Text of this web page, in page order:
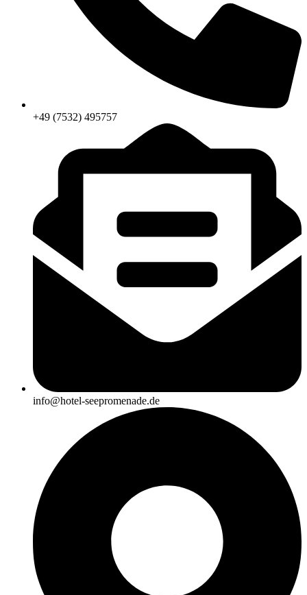
+49 (7532) 495757
info@hotel-seepromenade.de